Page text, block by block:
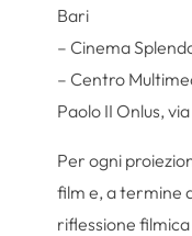
Bari
– Cinema
– Centro
Paolo II Onlus,
Per ogni
film e, a termine
riflessione